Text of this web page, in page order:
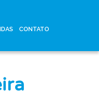
CONTATO